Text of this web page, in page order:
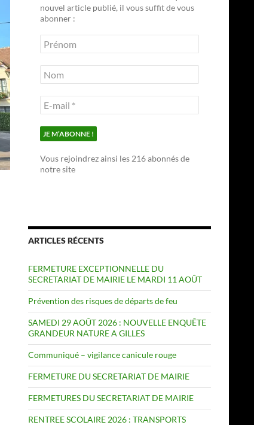
nouvel article publié, il vous suffit de vous
abonner :
Vous rejoindrez ainsi les 216 abonnés de
notre site
ARTICLES RÉCENTS
FERMETURE EXCEPTIONNELLE DU
SECRETARIAT DE MAIRIE LE MARDI 11 AOÛT
Prévention des risques de départs de feu
SAMEDI 29 AOÛT 2026 : NOUVELLE ENQUÊTE
GRANDEUR NATURE A GILLES
Communiqué – vigilance canicule rouge
FERMETURE DU SECRETARIAT DE MAIRIE
FERMETURES DU SECRETARIAT DE MAIRIE
RENTREE SCOLAIRE 2026 : TRANSPORTS